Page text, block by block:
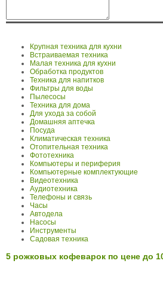
Крупная техника для кухни
Встраиваемая техника
Малая техника для кухни
Обработка продуктов
Техника для напитков
Фильтры для воды
Пылесосы
Техника для дома
Для ухода за собой
Домашняя аптечка
Посуда
Климатическая техника
Отопительная техника
Фототехника
Компьютеры и периферия
Компьютерные комплектующие
Видеотехника
Аудиотехника
Телефоны и связь
Часы
Автодела
Насосы
Инструменты
Садовая техника
5 рожковых кофеварок по цене до